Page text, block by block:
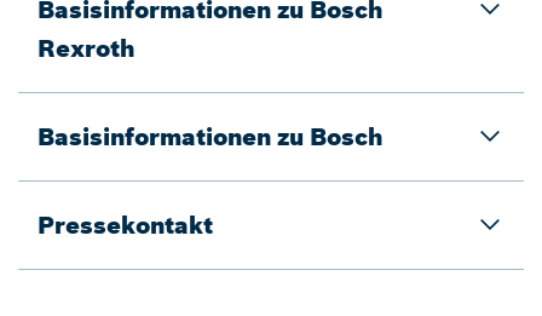
Basisinformationen zu Bosch
Rexroth
Basisinformationen zu Bosch
Pressekontakt